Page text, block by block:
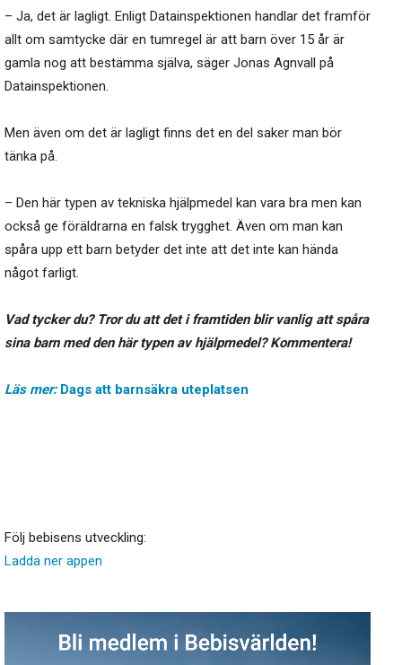
– Ja, det är lagligt. Enligt Datainspektionen handlar det framför
allt om samtycke där en tumregel är att barn över 15 år är
gamla nog att bestämma själva, säger Jonas Agnvall på
Datainspektionen.
Men även om det är lagligt finns det en del saker man bör
tänka på.
– Den här typen av tekniska hjälpmedel kan vara bra men kan
också ge föräldrarna en falsk trygghet. Även om man kan
spåra upp ett barn betyder det inte att det inte kan hända
något farligt.
Vad tycker du? Tror du att det i framtiden blir vanlig att spåra
sina barn med den här typen av hjälpmedel? Kommentera!
Läs mer:Dags att barnsäkra uteplatsen
Följ bebisens utveckling:
Ladda ner appen